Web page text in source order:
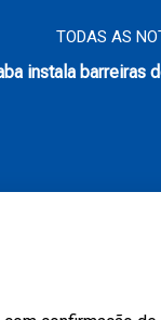
TODAS AS
instala barreiras